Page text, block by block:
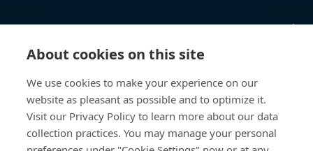
About cookies on this site
We use cookies to make your experience on our
website as pleasant as possible and to optimize it.
Visit our Privacy Policy to learn more about our data
collection practices. You may manage your personal
Centre de connaissances
Qui sommes-nous
Bossard France